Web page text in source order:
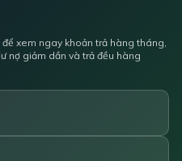
xem ngay khoản trả hàng tháng,
nợ giảm dần và trả đều hàng